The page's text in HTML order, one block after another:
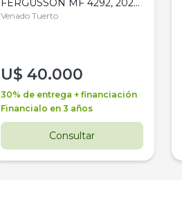
FERGUSSON MF 4292, 2020,
4WD, PATON
Venado Tuerto
U$ 40.000
30% de entrega + financiación
Financialo en 3 años
Consultar